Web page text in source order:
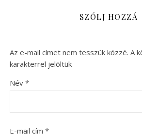
SZÓLJ HOZZÁ
Az e-mail címet nem tesszük közzé. A
karakterrel jelöltük
Név *
E-mail cím *